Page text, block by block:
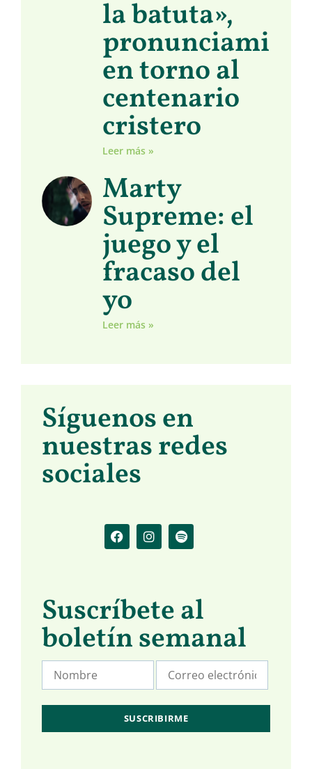
la batuta»,
en torno al
centenario
cristero
Leer más »
Marty
Supreme: el
juego y el
fracaso del
yo
Leer más »
Síguenos en
nuestras redes
sociales
Suscríbete al
boletín semanal